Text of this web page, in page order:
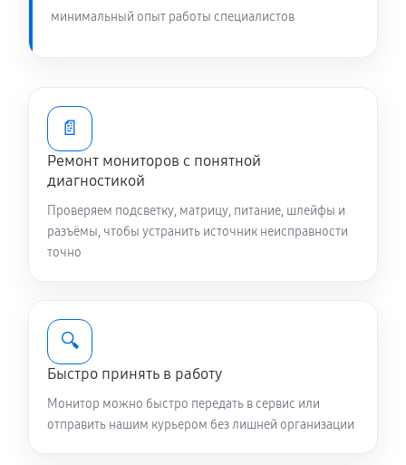
минимальный опыт работы специалистов
📄
Ремонт мониторов с понятной
диагностикой
Проверяем подсветку, матрицу, питание, шлейфы и
разъёмы, чтобы устранить источник неисправности
точно
🔍
Быстро принять в работу
Монитор можно быстро передать в сервис или
отправить нашим курьером без лишней организации